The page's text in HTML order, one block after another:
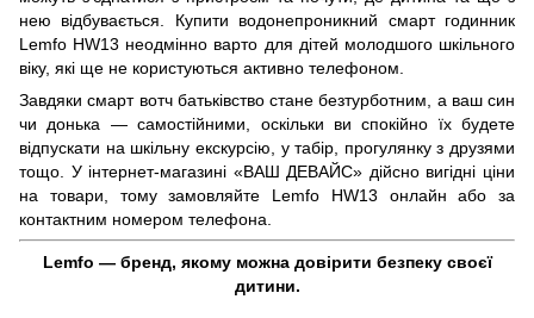
нею відбувається. Купити водонепроникний смарт годинник
Lemfo HW13 неодмінно варто для дітей молодшого шкільного
віку, які ще не користуються активно телефоном.
Завдяки смарт вотч батьківство стане безтурботним, а ваш син
чи донька — самостійними, оскільки ви спокійно їх будете
відпускати на шкільну екскурсію, у табір, прогулянку з друзями
тощо. У інтернет-магазині «ВАШ ДЕВАЙС» дійсно вигідні ціни
на товари, тому замовляйте Lemfo HW13 онлайн або за
контактним номером телефона.
Lemfo — бренд, якому можна довірити безпеку своєї
дитини.